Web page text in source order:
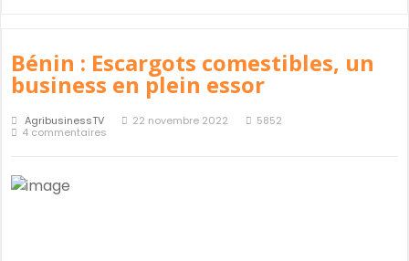
Bénin : Escargots comestibles, un
business en plein essor
AgribusinessTV 22 novembre 2022
5852
4 commentaires